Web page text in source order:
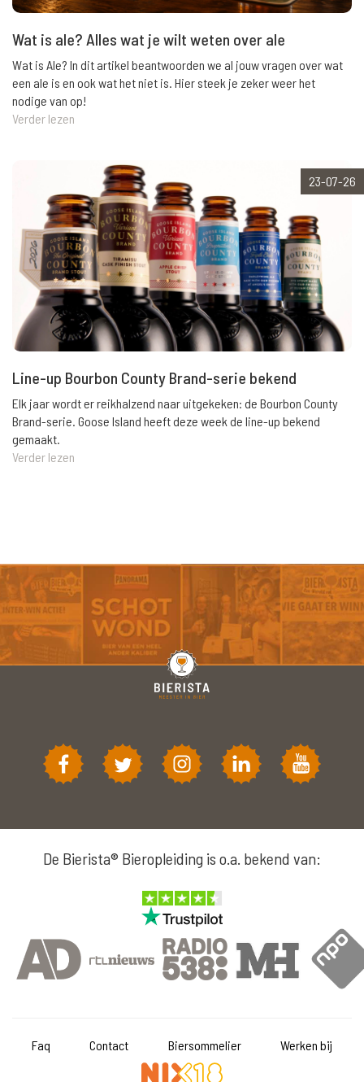
Wat is ale? Alles wat je wilt weten over ale
Wat is Ale? In dit artikel beantwoorden we al jouw vragen over wat
een ale is en ook wat het niet is. Hier steek je zeker weer het
nodige van op!
Verder lezen
23-07-26
Line-up Bourbon County Brand-serie bekend
Elk jaar wordt er reikhalzend naar uitgekeken: de Bourbon County
Brand-serie. Goose Island heeft deze week de line-up bekend
gemaakt.
Verder lezen
De Bierista® Bieropleiding is o.a. bekend van:
Faq Contact Biersommelier Werken bij